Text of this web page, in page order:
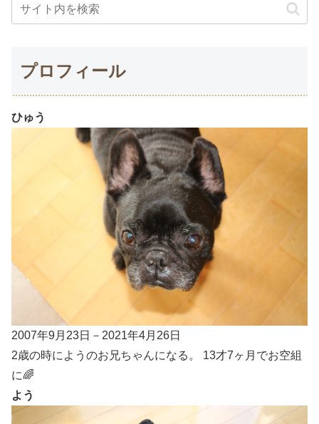
プロフィール
ひゅう
2007年9月23日－2021年4月26日
2歳の時にようのお兄ちゃんになる。 13才7ヶ月でお空組
に🌈
よう